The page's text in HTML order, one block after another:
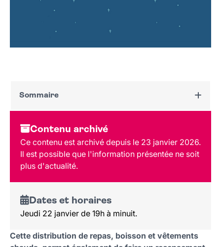
Sommaire
Dates et horaires
Public
Contenu archivé
Ce contenu est archivé depuis le 23 janvier 2026.
Il est possible que l'information présentée ne soit
plus d'actualité.
Dates et horaires
Jeudi 22 janvier de 19h à minuit.
Cette distribution de repas, boisson et vêtements